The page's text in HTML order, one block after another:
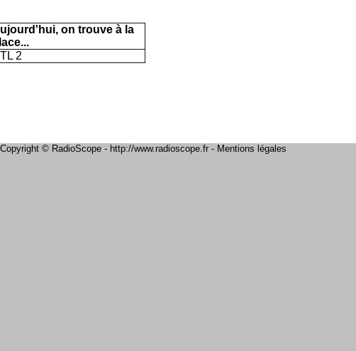
on trouve à la
2
Copyright © RadioScope - http://www.radioscope.fr - Mentions légales